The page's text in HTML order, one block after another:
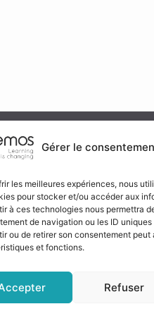
Gérer le
les meilleures expériences, nous
pour stocker et/ou accéder aux
à ces technologies nous permettra
de navigation ou les ID
ou de retirer son consentement
et fonctions.
Refuser
& certification
certificat
nous